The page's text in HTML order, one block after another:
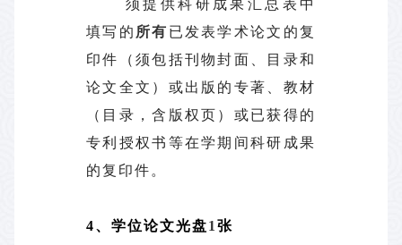
须提供科研成果汇总表中
填写的 所有 已发表学术论文的复
印件（须包括刊物封面、目录和
论文全文）或出版的专著、教材
（目录，含版权页）或已获得的
专利授权书等在学期间科研成果
的复印件。
4、学位论文光盘1张